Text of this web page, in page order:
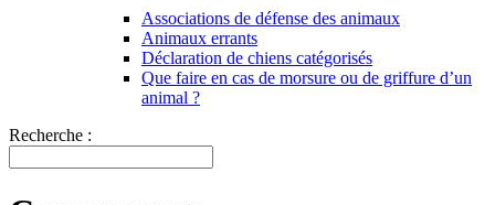
Associations de défense des animaux
Animaux errants
Déclaration de chiens catégorisés
Que faire en cas de morsure ou de griffure d’un
animal ?
Recherche :